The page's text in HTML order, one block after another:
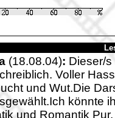
(18.08.04): Dieser/
Voller
und Wut.Die
könnte
und Romantik